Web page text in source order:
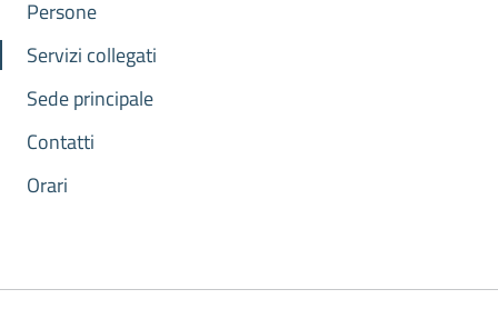
Persone
Servizi collegati
Sede principale
Contatti
Orari